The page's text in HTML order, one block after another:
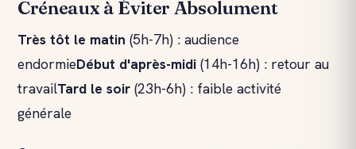
Créneaux à Éviter Absolument
Très tôt le matin (5h-7h) : audience
endormieDébut d'après-midi (14h-16h) : retour au
travailTard le soir (23h-6h) : faible activité
générale